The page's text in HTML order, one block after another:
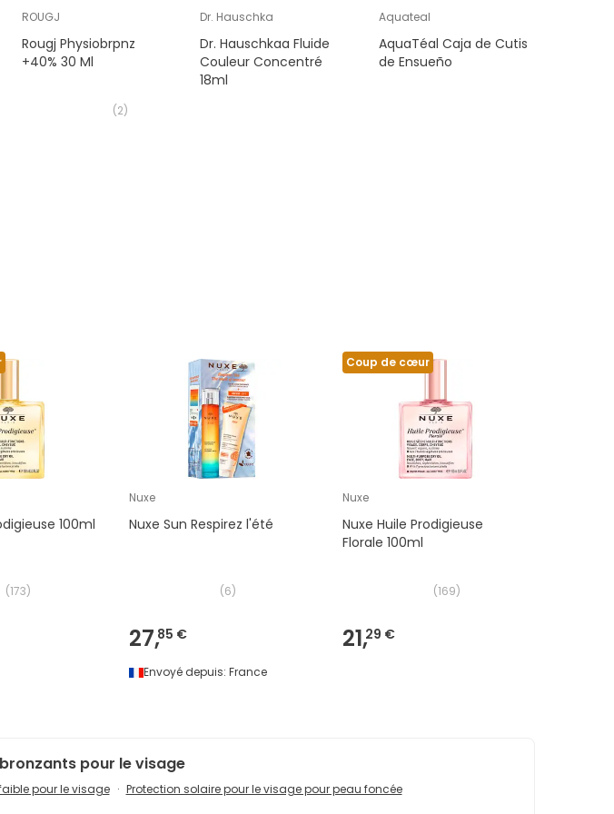
ROUGJ
Rougj Physiobrpnz
+40% 30 Ml
(2)
Dr. Hauschka
Dr. Hauschkaa Fluide
Couleur Concentré
18ml
Aquateal
AquaTéal Caja de Cutis
de Ensueño
100ml
(173)
Nuxe
Nuxe Sun Respirez l'été
(6)
27,85 €
Envoyé depuis: France
Coup de cœur
Nuxe
Nuxe Huile Prodigieuse
Florale 100ml
(169)
21,29 €
pour le visage
pour le visage Protection solaire pour le visage pour peau foncée